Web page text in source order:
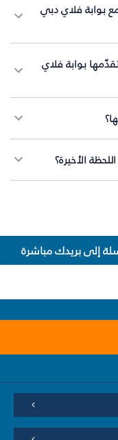
بوابة فلاي دبي
بوابة فلاي
الأخيرة؟
إلى بريدك مباشرة